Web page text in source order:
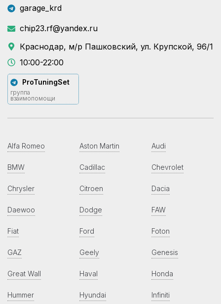
garage_krd
chip23.rf@yandex.ru
Краснодар, м/р Пашковский, ул. Крупской, 96/1
10:00-22:00
ProTuningSet
группа
взаимопомощи
Alfa Romeo Aston Martin Audi
BMW Cadillac Chevrolet
Chrysler Citroen Dacia
Daewoo Dodge FAW
Fiat Ford Foton
GAZ Geely Genesis
Great Wall Haval Honda
Hummer Hyundai Infiniti